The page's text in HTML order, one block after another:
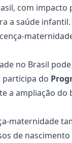
com impacto
a saúde infantil.
no Brasil
participa do
a ampliação do
maternidade
de nascimento